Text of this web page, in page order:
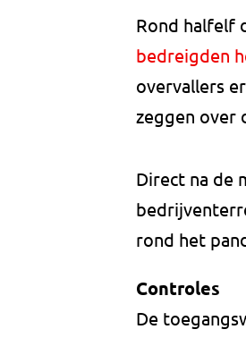
Rond halfelf
bedreigden
overvallers
zeggen over
Direct na de
rond het
Controles
De